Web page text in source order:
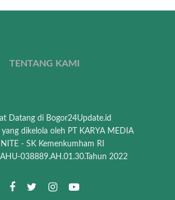
TENTANG KAMI
Datang di Bogor24Update.id
dikelola oleh PT KARYA MEDIA
- SK Kemenkumham RI
038889.AH.01.30.Tahun 2022